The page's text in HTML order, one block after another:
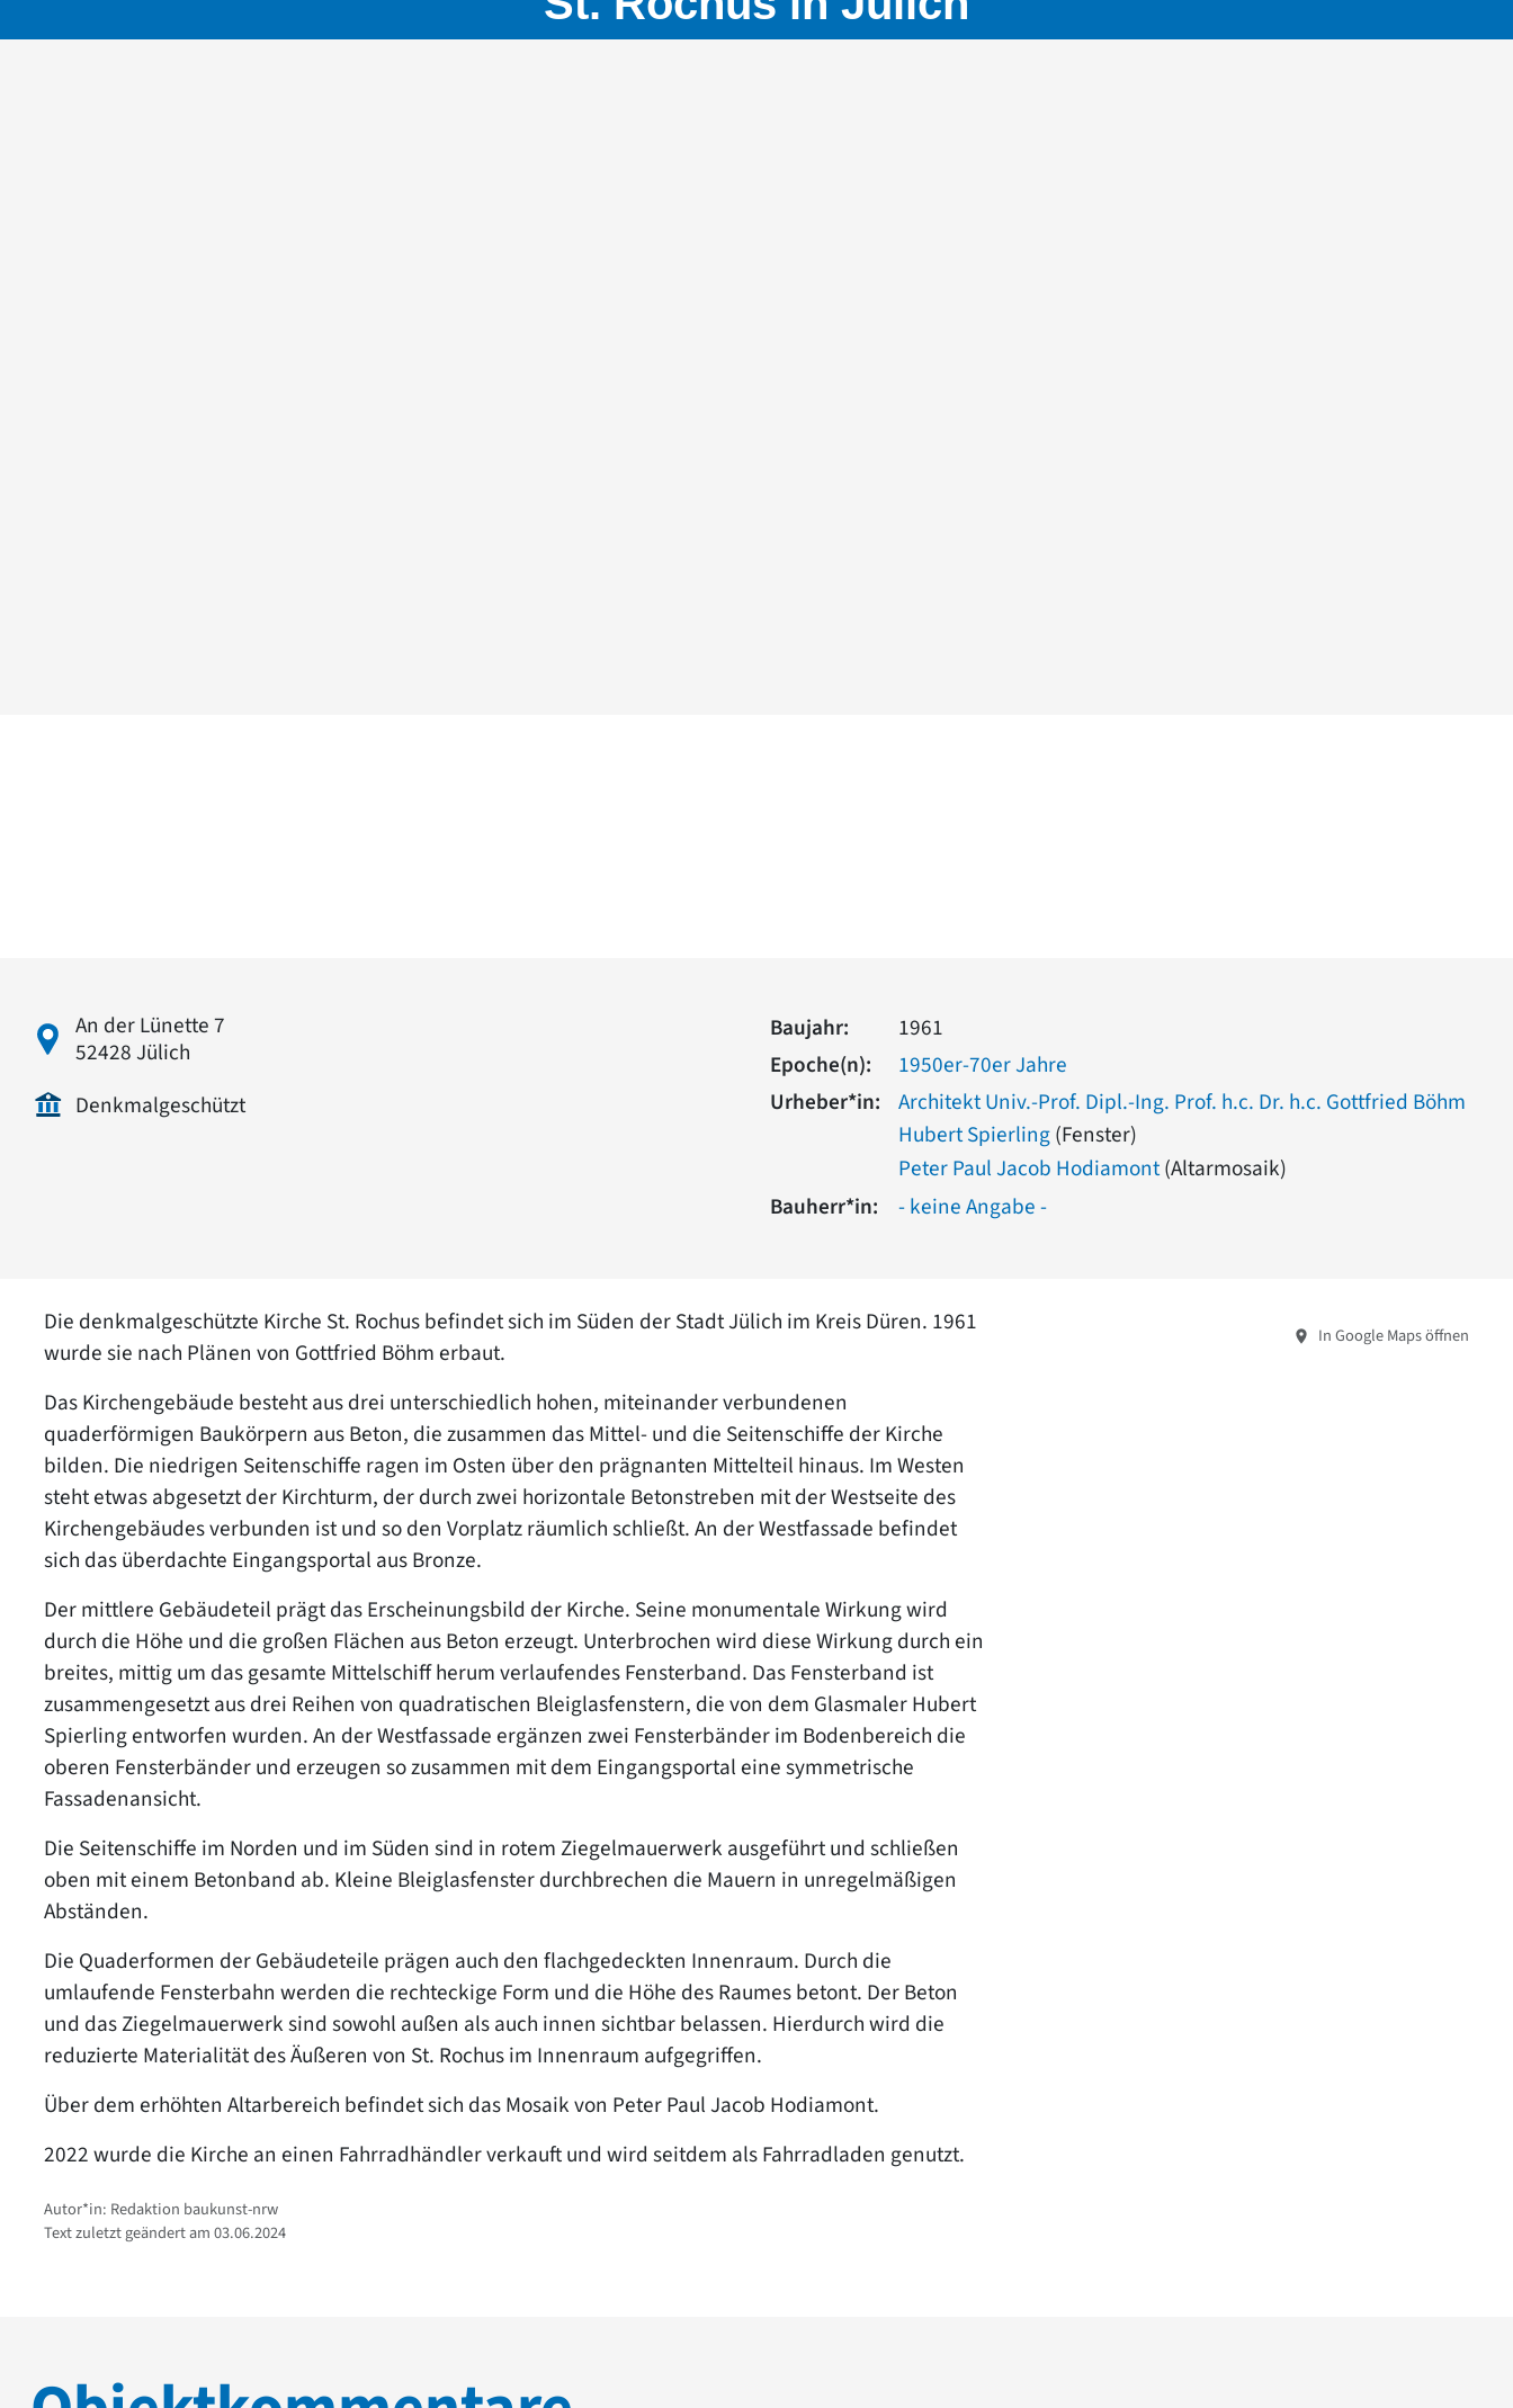
An der Lünette 7
52428 Jülich
Denkmalgeschützt
Baujahr:
1961
Epoche(n):
1950er-70er Jahre
Urheber*in:
Architekt Univ.-Prof. Dipl.-Ing. Prof. h.c. Dr. h.c. Gottfried Böhm
Hubert Spierling(Fenster)
Peter Paul Jacob Hodiamont(Altarmosaik)
Bauherr*in:
- keine Angabe -
Die denkmalgeschützte Kirche St. Rochus befindet sich im Süden der Stadt Jülich im Kreis Düren. 1961
wurde sie nach Plänen von Gottfried Böhm erbaut.
Das Kirchengebäude besteht aus drei unterschiedlich hohen, miteinander verbundenen
quaderförmigen Baukörpern aus Beton, die zusammen das Mittel- und die Seitenschiffe der Kirche
bilden. Die niedrigen Seitenschiffe ragen im Osten über den prägnanten Mittelteil hinaus. Im Westen
steht etwas abgesetzt der Kirchturm, der durch zwei horizontale Betonstreben mit der Westseite des
Kirchengebäudes verbunden ist und so den Vorplatz räumlich schließt. An der Westfassade befindet
sich das überdachte Eingangsportal aus Bronze.
Der mittlere Gebäudeteil prägt das Erscheinungsbild der Kirche. Seine monumentale Wirkung wird
durch die Höhe und die großen Flächen aus Beton erzeugt. Unterbrochen wird diese Wirkung durch ein
breites, mittig um das gesamte Mittelschiff herum verlaufendes Fensterband. Das Fensterband ist
zusammengesetzt aus drei Reihen von quadratischen Bleiglasfenstern, die von dem Glasmaler Hubert
Spierling entworfen wurden. An der Westfassade ergänzen zwei Fensterbänder im Bodenbereich die
oberen Fensterbänder und erzeugen so zusammen mit dem Eingangsportal eine symmetrische
Fassadenansicht.
Die Seitenschiffe im Norden und im Süden sind in rotem Ziegelmauerwerk ausgeführt und schließen
oben mit einem Betonband ab. Kleine Bleiglasfenster durchbrechen die Mauern in unregelmäßigen
Abständen.
Die Quaderformen der Gebäudeteile prägen auch den flachgedeckten Innenraum. Durch die
umlaufende Fensterbahn werden die rechteckige Form und die Höhe des Raumes betont. Der Beton
und das Ziegelmauerwerk sind sowohl außen als auch innen sichtbar belassen. Hierdurch wird die
reduzierte Materialität des Äußeren von St. Rochus im Innenraum aufgegriffen.
Über dem erhöhten Altarbereich befindet sich das Mosaik von Peter Paul Jacob Hodiamont.
2022 wurde die Kirche an einen Fahrradhändler verkauft und wird seitdem als Fahrradladen genutzt.
Autor*in: Redaktion baukunst-nrw
Text zuletzt geändert am 03.06.2024
In Google Maps öffnen